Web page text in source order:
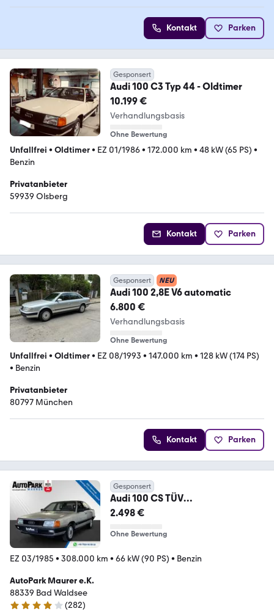
Kontakt Parken
Gesponsert
Audi 100 C3 Typ 44 - Oldtimer
10.199 €
Verhandlungsbasis
Ohne Bewertung
Unfallfrei • Oldtimer• EZ 01/1986• 172.000 km • 48 kW (65 PS) •
Benzin
Privatanbieter
59939 Olsberg
Kontakt Parken
Gesponsert NEU
Audi 100 2,8E V6 automatic
6.800 €
Verhandlungsbasis
Ohne Bewertung
Unfallfrei • Oldtimer• EZ 08/1993 • 147.000 km • 128 kW (174 PS)
• Benzin
Privatanbieter
80797 München
Kontakt Parken
Gesponsert
Audi 100 CS TÜV
möglich*Alufelgen*SD
2.498 €
Ohne Bewertung
EZ 03/1985 • 308.000 km • 66 kW (90 PS) • Benzin
AutoPark Maurer e.K.
88339 Bad Waldsee
4 Sterne
(282)